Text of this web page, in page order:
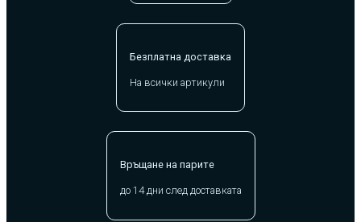
Безплатна доставка
На всички артикули
Връщане на парите
до 14 дни след доставката